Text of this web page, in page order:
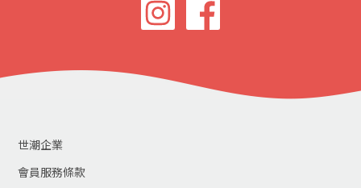
世潮企業
會員服務條款